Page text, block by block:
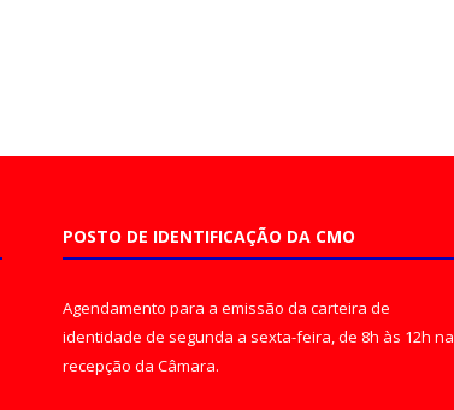
POSTO DE IDENTIFICAÇÃO DA CMO
Agendamento para a emissão da carteira de
identidade de segunda a sexta-feira, de 8h às 12h na
recepção da Câmara.